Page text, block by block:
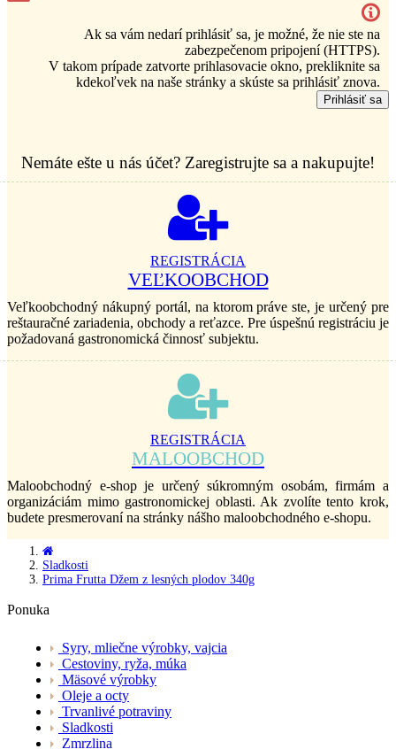
Ak sa vám nedarí prihlásiť sa, je možné, že nie ste na
zabezpečenom pripojení (HTTPS).
V takom prípade zatvorte prihlasovacie okno, prekliknite sa
kdekoľvek na naše stránky a skúste sa prihlásiť znova.
Prihlásiť sa
Nemáte ešte u nás účet? Zaregistrujte sa a nakupujte!
REGISTRÁCIA
VEĽKOOBCHOD
Veľkoobchodný nákupný portál, na ktorom práve ste, je určený pre
reštauračné zariadenia, obchody a reťazce. Pre úspešnú registráciu je
požadovaná gastronomická činnosť subjektu.
REGISTRÁCIA
MALOOBCHOD
Maloobchodný e-shop je určený súkromným osobám, firmám a
organizáciám mimo gastronomickej oblasti. Ak zvolíte tento krok,
budete presmerovaní na stránky nášho maloobchodného e-shopu.
Sladkosti
Prima Frutta Džem z lesných plodov 340g
Ponuka
Syry, mliečne výrobky, vajcia
Cestoviny, ryža, múka
Mäsové výrobky
Oleje a octy
Trvanlivé potraviny
Sladkosti
Zmrzlina